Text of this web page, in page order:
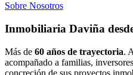
Sobre Nosotros
Inmobiliaria Daviña
Más de 60 años de trayectoria.
acompañado a familias,
concreción de sus proyectos